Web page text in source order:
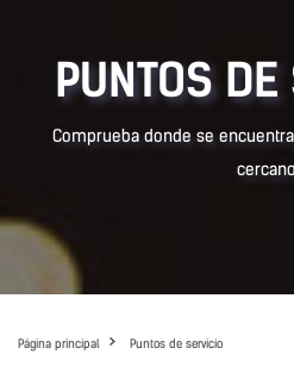
PUNTOS
Comprueba donde se
cercano
Página principal Puntos de servicio